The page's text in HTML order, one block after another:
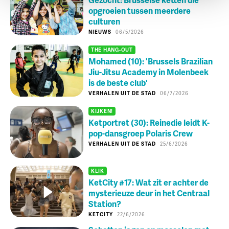
opgroeien tussen meerdere
culturen
NIEUWS 06/5/2026
THE HANG-OUT
Mohamed (10): 'Brussels Brazilian
Jiu-Jitsu Academy in Molenbeek
is de beste club'
VERHALEN UIT DE STAD 06/7/2026
KIJKEN!
Ketportret (30): Reinedie leidt K-
pop-dansgroep Polaris Crew
VERHALEN UIT DE STAD 25/6/2026
KLIK
KetCity #17: Wat zit er achter de
mysterieuze deur in het Centraal
Station?
KETCITY 22/6/2026